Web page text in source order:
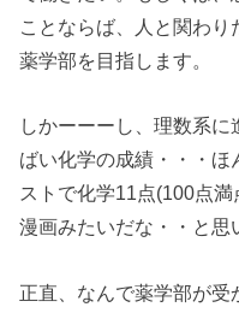
ことならば、人と関わり
薬学部を目指します。
しかーーーし、理数系
ばい化学の成績・・・
ストで化学11点(100点満
漫画みたいだな・・と思
正直、なんで薬学部が受